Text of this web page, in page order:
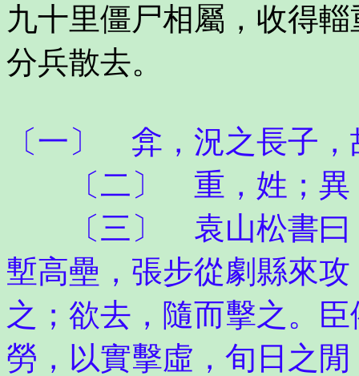
九十里僵尸相屬，收得
分兵散去。
〔一〕 弇，況之長子
〔二〕 重，姓；異
〔三〕 袁山松書曰「
塹高壘，張步從劇縣來
之；欲去，隨而擊之。
勞，以實擊虛，旬日之